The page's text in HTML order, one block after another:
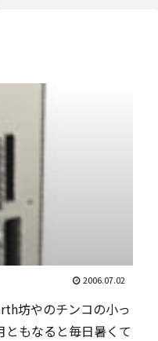
2006.07.02
坊やのチンコの小っ
ともなると毎日暑くて